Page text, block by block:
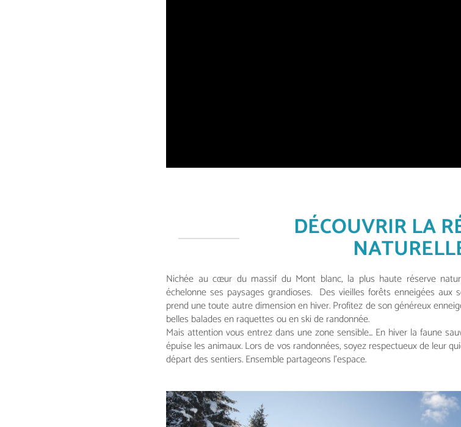
DÉCOUVRIR LA
Nichée au cœur du massif du Mont blanc, la plus haute réserve
échelonne ses paysages grandioses. Des vieilles forêts enneigées
prend une toute autre dimension en hiver. Profitez de son généreux
belles balades en raquettes ou en ski de randonnée.
Mais attention vous entrez dans une zone sensible... En hiver la faune
épuise les animaux. Lors de vos randonnées, soyez respectueux de leur
départ des sentiers. Ensemble partageons l'espace.